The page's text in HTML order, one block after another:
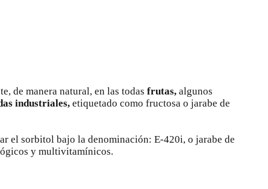
de manera natural, en las todas frutas, algunos
industriales, etiquetado como fructosa o jarabe de
el sorbitol bajo la denominación: E-420i, o jarabe de
y multivitamínicos.